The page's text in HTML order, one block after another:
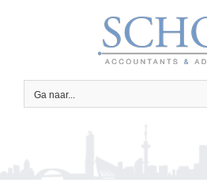
Ga naar...